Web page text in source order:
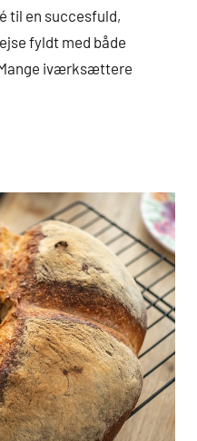
til en succesfuld,
fyldt med både
iværksættere